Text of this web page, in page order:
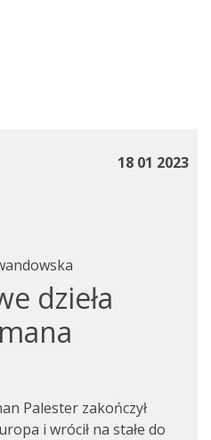
18 01 2023
dzieła
Palester zakończył
i wrócił na stałe do